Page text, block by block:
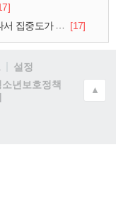
한 아파트의 안내방송 [17]
설정
소년보호정책
▲